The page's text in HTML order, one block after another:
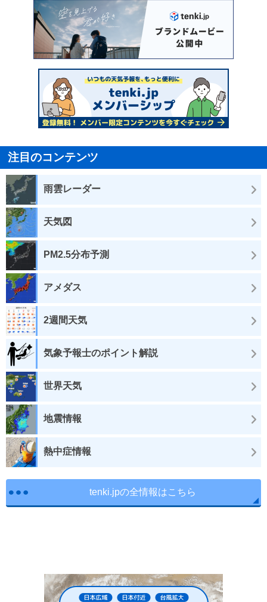
注目のコンテンツ
雨雲レーダー
天気図
PM2.5分布予測
アメダス
2週間天気
気象予報士のポイント解説
世界天気
地震情報
熱中症情報
tenki.jpの全情報はこちら